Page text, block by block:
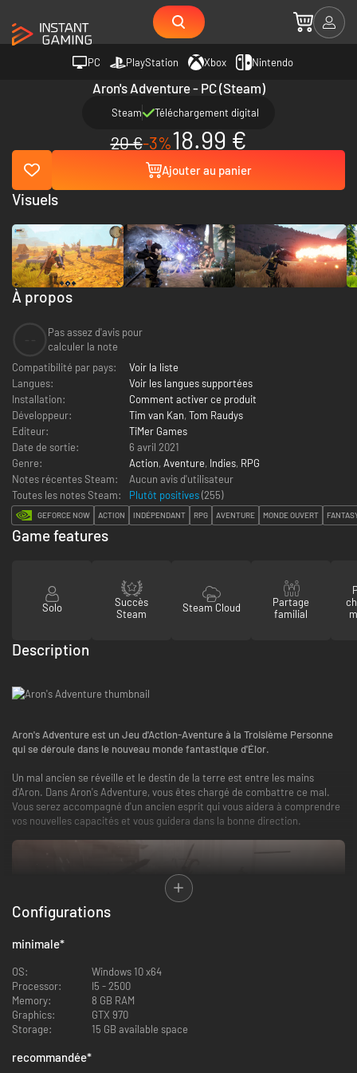
PC PlayStation Xbox Nintendo
Aron's Adventure - PC (Steam)
Steam Téléchargement digital
20 €-3%18.99 €
Ajouter au panier
À propos
Pas assez d'avis pour
calculer la note
Compatibilité par pays:
Voir la liste
Langues:
Voir les langues supportées
Installation:
Comment activer ce produit
Développeur:
Tim van Kan, Tom Raudys
Editeur:
TiMer Games
Date de sortie:
6 avril 2021
Genre:
Action, Aventure, Indies, RPG
Notes récentes Steam:
Aucun avis d'utilisateur
Toutes les notes Steam:
Plutôt positives(255)
GEFORCE NOW ACTION INDÉPENDANT RPG AVENTURE MONDE OUVERT
Visuels
Game features
Solo
Succès
Steam
Steam Cloud
Partage
familial
Description
Aron's Adventure est un Jeu d'Action-Aventure à la Troisième Personne
qui se déroule dans le nouveau monde fantastique d'Élor.
Un mal ancien se réveille et le destin de la terre est entre les mains
d'Aron. Dans Aron's Adventure, vous êtes chargé de combattre ce mal.
Vous serez accompagné d'un ancien esprit qui vous aidera à comprendre
vos nouvelles capacités et vous guidera dans la bonne direction.
Affrontez vos ennemis de loin avec un arc ou préférez la confrontation en
face à face ! Dans Aron’s Adventure, vous pouvez choisir la façon dont
vous combattez vos ennemis!
Configurations
minimale*
OS:
Windows 10 x64
Processor:
I5 - 2500
Memory:
8 GB RAM
Graphics:
GTX 970
Storage:
15 GB available space
recommandée*